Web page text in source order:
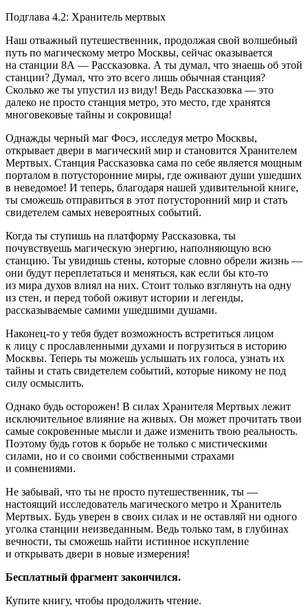
Подглава 4.2: Хранитель мертвых
Наш отважный путешественник, продолжая свой волшебный
путь по магическому метро Москвы, сейчас оказывается
на станции 8А — Рассказовка. А ты думал, что знаешь об этой
станции? Думал, что это всего лишь обычная станция?
Сколько же ты упустил из виду! Ведь Рассказовка — это
далеко не просто станция метро, это место, где хранятся
многовековые тайны и сокровища!
Однажды черный маг Фосэ, исследуя метро Москвы,
открывает двери в магический мир и становится Хранителем
Мертвых. Станция Рассказовка сама по себе является мощным
порталом в потусторонние миры, где оживают души ушедших
в неведомое! И теперь, благодаря нашей удивительной книге,
ты сможешь отправиться в этот потусторонний мир и стать
свидетелем самых невероятных событий.
Когда ты ступишь на платформу Рассказовка, ты
почувствуешь магическую энергию, наполняющую всю
станцию. Ты увидишь стены, которые словно обрели жизнь —
они будут переплетаться и меняться, как если бы кто-то
из мира духов влиял на них. Стоит только взглянуть на одну
из стен, и перед тобой оживут истории и легенды,
рассказываемые самими ушедшими душами.
Наконец-то у тебя будет возможность встретиться лицом
к лицу с прославленными духами и погрузиться в историю
Москвы. Теперь ты можешь услышать их голоса, узнать их
тайны и стать свидетелем событий, которые никому не под
силу осмыслить.
Однако будь осторожен! В силах Хранителя Мертвых лежит
исключительное влияние на живых. Он может прочитать твои
самые сокровенные мысли и даже изменить твою реальность.
Поэтому будь готов к борьбе не только с мистическими
силами, но и со своими собственными страхами
и сомнениями.
Не забывай, что ты не просто путешественник, ты —
настоящий исследователь магического метро и Хранитель
Мертвых. Будь уверен в своих силах и не оставляй ни одного
уголка станции неизведанным. Ведь только там, в глубинах
вечности, ты сможешь найти истинное искупление
и открывать двери в новые измерения!
Бесплатный фрагмент закончился.
Купите книгу, чтобы продолжить чтение.